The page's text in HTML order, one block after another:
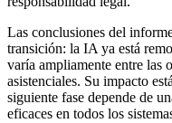
Las conclusiones del
transición: la IA ya está
varía ampliamente entre las
asistenciales. Su impacto
siguiente fase depende de
eficaces en todos los